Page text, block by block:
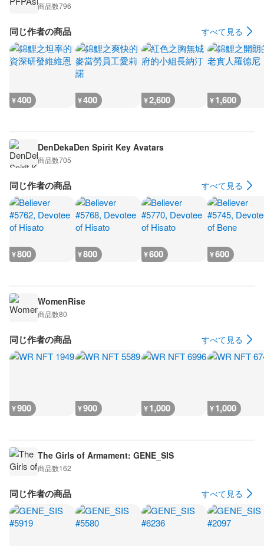
商品数796
同じ作者の商品 すべて見る
¥400 ¥400 ¥2,600 ¥1,600
DenDekaDen Spirit Key Avatars
商品数705
同じ作者の商品 すべて見る
¥800 ¥800 ¥600 ¥600
WomenRise
商品数80
同じ作者の商品 すべて見る
¥900 ¥900 ¥1,000 ¥1,000
The Girls of Armament: GENE_SIS
商品数162
同じ作者の商品 すべて見る